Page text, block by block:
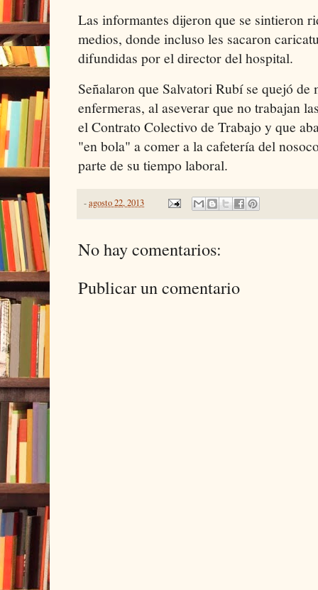
Las informantes dijeron que se sintieron
medios, donde incluso les sacaron
difundidas por el director del hospital.
Señalaron que Salvatori Rubí se quejó de
enfermeras, al aseverar que no trabajan
el Contrato Colectivo de Trabajo y que
"en bola" a comer a la cafetería del
parte de su tiempo laboral.
-agosto 22, 2013
No hay comentarios:
Publicar un comentario